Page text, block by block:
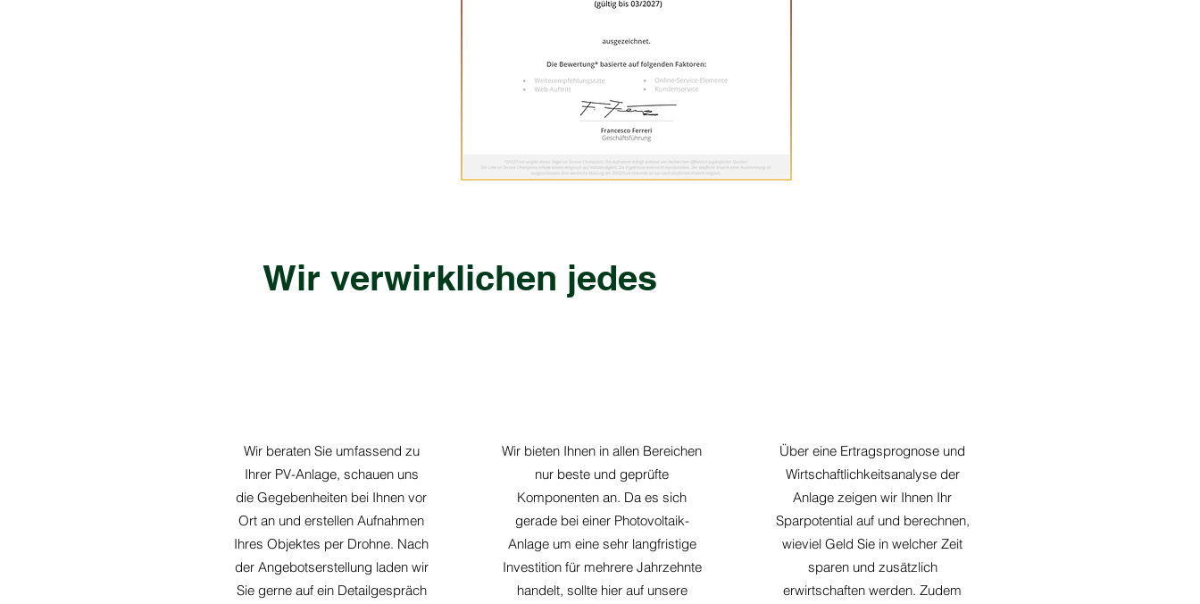
Wir verwirklichen jedes
Wir beraten Sie umfassend zu
Ihrer PV-Anlage, schauen uns
die Gegebenheiten bei Ihnen vor
Ort an und erstellen Aufnahmen
Ihres Objektes per Drohne. Nach
der Angebotserstellung laden wir
Sie gerne auf ein Detailgespräch
Wir bieten Ihnen in allen Bereichen
nur beste und geprüfte
Komponenten an. Da es sich
gerade bei einer Photovoltaik-
Anlage um eine sehr langfristige
Investition für mehrere Jahrzehnte
handelt, sollte hier auf unsere
Über eine Ertragsprognose und
Wirtschaftlichkeitsanalyse der
Anlage zeigen wir Ihnen Ihr
Sparpotential auf und berechnen,
wieviel Geld Sie in welcher Zeit
sparen und zusätzlich
erwirtschaften werden. Zudem